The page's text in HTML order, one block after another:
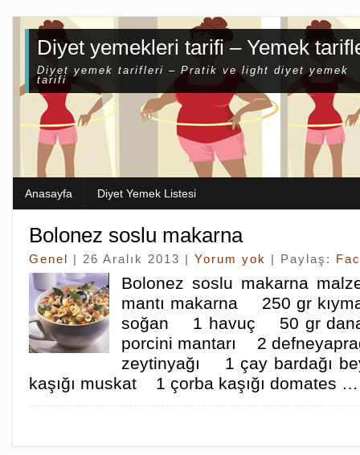
Diyet yemekleri tarifi – Yemek
Diyet yemek tarifleri – Pratik ve light diyet yemek
tarifi
Anasayfa Diyet Yemek Listesi
Bolonez soslu makarna
Genel | 26 Aralık 2013 | Yorum yok | Paylaş:
Bolonez soslu makarna
mantı makarna 250 gr
soğan 1 havuç 50 gr
porcini mantarı 2
zeytinyağı 1 çay bardağı
kaşığı muskat 1 çorba kaşığı domates …